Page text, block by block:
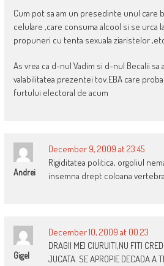
Cum pot sa am un presedinte unul care
celulare ,care consuma alcool si se urca
propuneri cu tenta sexuala ziaristelor
As vrea ca d-nul Vadim si d-nul Becalii sa
valabilitatea prezentei tov.EBA care
furtului electoral de acum
Andrei
December 9, 2009 at 23:45
Rigiditatea politica, orgoliul
insemna drept coloana
Gigel
December 10, 2009 at 00:23
DRAGII MEI CIURUITI,NU FITI
JUCATA. SE APROPIE DECADA A